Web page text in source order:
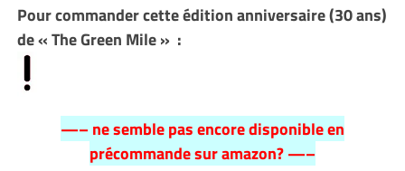
Pour commander cette édition anniversaire (30 ans)
de « The Green Mile » :
—– ne semble pas encore disponible en
précommande sur amazon? —–